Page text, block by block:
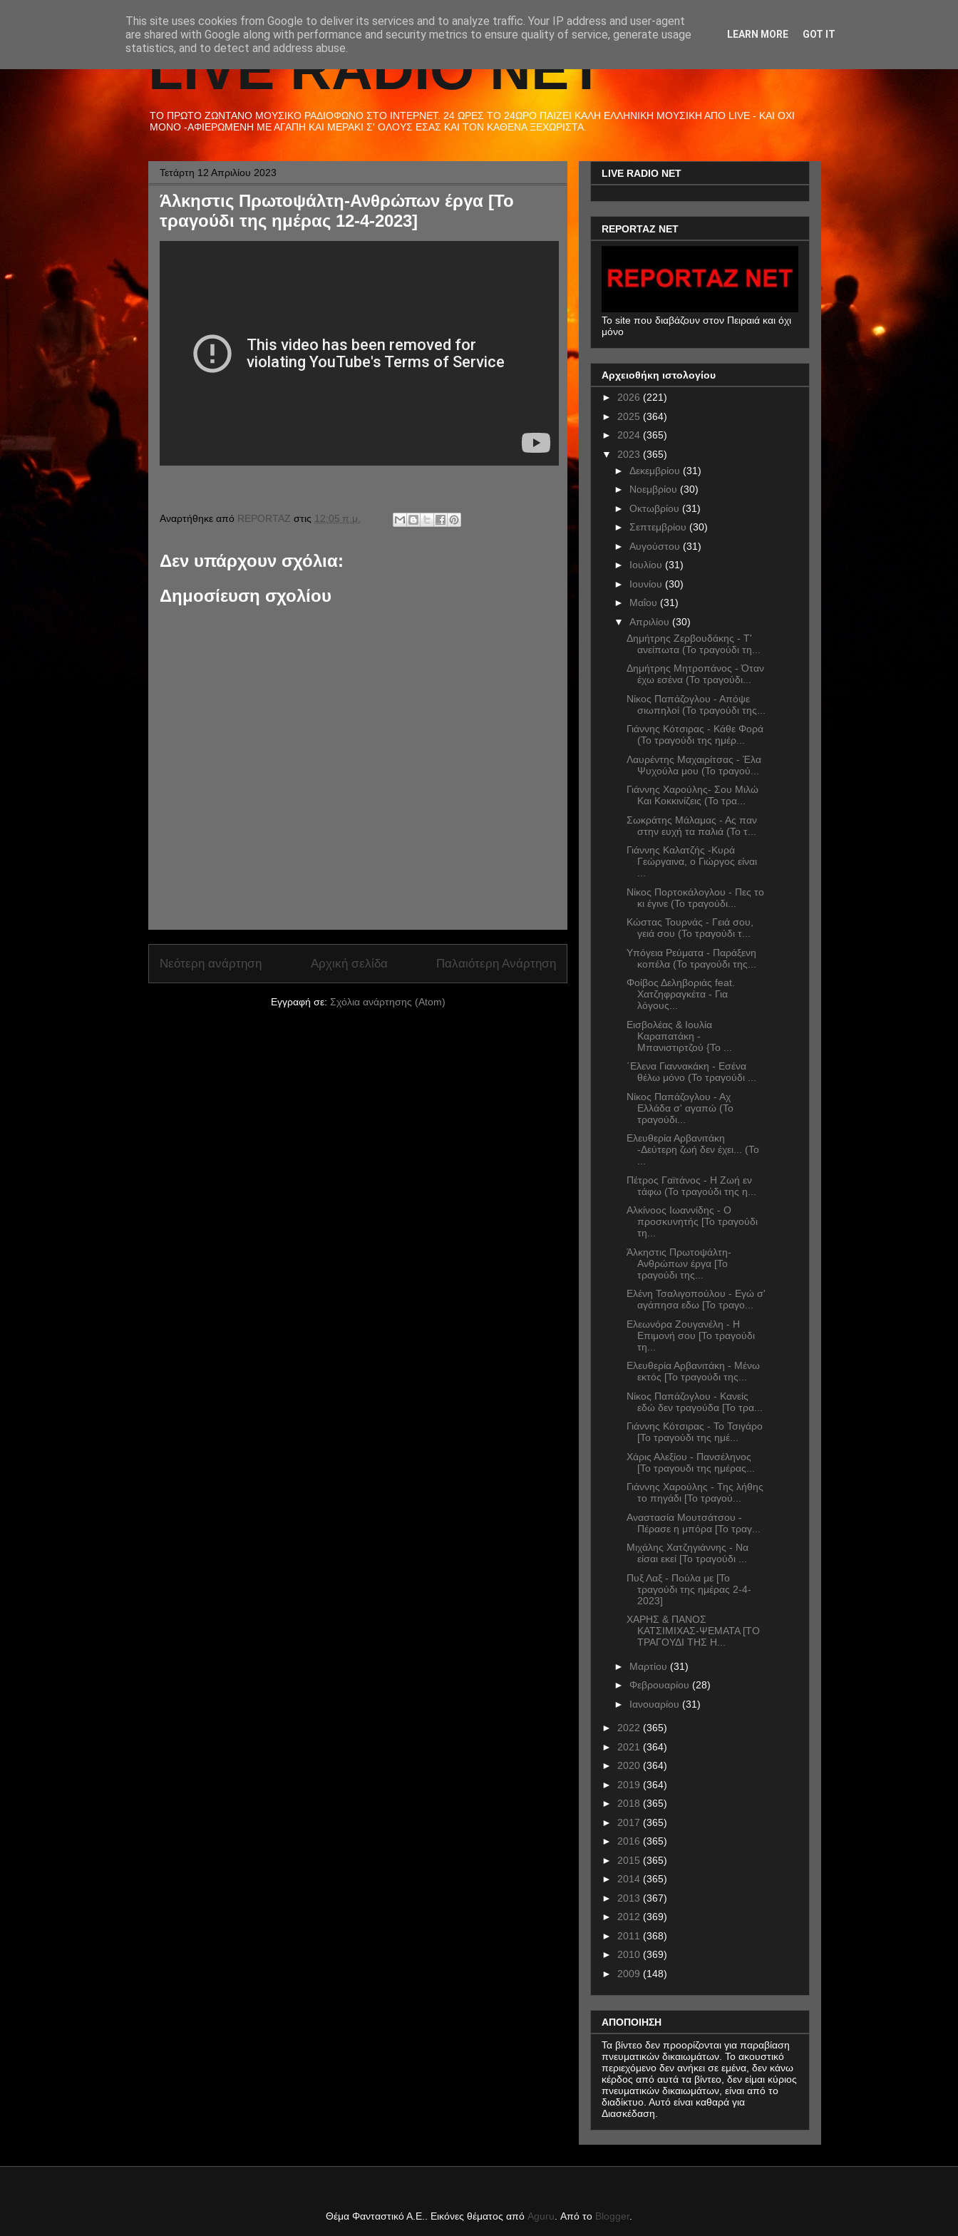
LIVE RADIO NET
ΤΟ ΠΡΩΤΟ ΖΩΝΤΑΝΟ ΜΟΥΣΙΚΟ ΡΑΔΙΟΦΩΝΟ ΣΤΟ ΙΝΤΕΡΝΕΤ. 24 ΩΡΕΣ ΤΟ 24ΩΡΟ ΠΑΙΖΕΙ ΚΑΛΗ ΕΛΛΗΝΙΚΗ ΜΟΥΣΙΚΗ ΑΠΟ LIVE - ΚΑΙ ΟΧΙ
ΜΟΝΟ -ΑΦΙΕΡΩΜΕΝΗ ΜΕ ΑΓΑΠΗ ΚΑΙ ΜΕΡΑΚΙ Σ' ΟΛΟΥΣ ΕΣΑΣ ΚΑΙ ΤΟΝ ΚΑΘΕΝΑ ΞΕΧΩΡΙΣΤΑ.
Τετάρτη 12 Απριλίου 2023
Άλκηστις Πρωτοψάλτη-Ανθρώπων έργα [Το
τραγούδι της ημέρας 12-4-2023]
Αναρτήθηκε από REPORTAZ στις 12:05 π.μ.
Δεν υπάρχουν σχόλια:
Δημοσίευση σχολίου
Νεότερη ανάρτηση Παλαιότερη Ανάρτηση
Αρχική σελίδα
Εγγραφή σε: Σχόλια ανάρτησης (Atom)
LIVE RADIO NET
REPORTAZ NET
To site που διαβάζουν στον Πειραιά και όχι
μόνο
Αρχειοθήκη ιστολογίου
► 2026 (221)
► 2025 (364)
► 2024 (365)
▼ 2023 (365)
► Δεκεμβρίου (31)
► Νοεμβρίου (30)
► Οκτωβρίου (31)
► Σεπτεμβρίου (30)
► Αυγούστου (31)
► Ιουλίου (31)
► Ιουνίου (30)
► Μαΐου (31)
▼ Απριλίου (30)
Δημήτρης Ζερβουδάκης - Τ'
ανείπωτα (Το τραγούδι τη...
Δημήτρης Μητροπάνος - Όταν
έχω εσένα (Το τραγούδι...
Νίκος Παπάζογλου - Απόψε
σιωπηλοί (Το τραγούδι της...
Γιάννης Κότσιρας - Κάθε Φορά
(Το τραγούδι της ημέρ...
Λαυρέντης Μαχαιρίτσας - Έλα
Ψυχούλα μου (Το τραγού...
Γιάννης Χαρούλης- Σου Μιλώ
Και Κοκκινίζεις (Το τρα...
Σωκράτης Μάλαμας - Ας παν
στην ευχή τα παλιά (Το τ...
Γιάννης Καλατζής -Κυρά
Γεώργαινα, ο Γιώργος είναι
Νίκος Πορτοκάλογλου - Πες το
κι έγινε (Το τραγούδι...
Κώστας Τουρνάς - Γειά σου,
γειά σου (Το τραγούδι τ...
Υπόγεια Ρεύματα - Παράξενη
κοπέλα (Το τραγούδι της...
Φοίβος Δεληβοριάς feat.
Χατζηφραγκέτα - Για
λόγους...
Εισβολέας & Ιουλία
Καραπατάκη -
Μπανιστιρτζού {Το ...
΄Ελενα Γιαννακάκη - Εσένα
θέλω μόνο (Το τραγούδι ...
Νίκος Παπάζογλου - Αχ
Ελλάδα σ' αγαπώ (Το
τραγούδι...
Ελευθερία Αρβανιτάκη
-Δεύτερη ζωή δεν έχει... (Το
Πέτρος Γαϊτάνος - Η Ζωή εν
τάφω (Το τραγούδι της η...
Αλκίνοος Ιωαννίδης - Ο
προσκυνητής [Το τραγούδι
τη...
Άλκηστις Πρωτοψάλτη-
Ανθρώπων έργα [Το
τραγούδι της...
Ελένη Τσαλιγοπούλου - Εγώ σ'
αγάπησα εδω [Το τραγο...
Ελεωνόρα Ζουγανέλη - Η
Επιμονή σου [Το τραγούδι
τη...
Ελευθερία Αρβανιτάκη - Μένω
εκτός [Το τραγούδι της...
Νίκος Παπάζογλου - Κανείς
εδώ δεν τραγούδα [Το τρα...
Γιάννης Κότσιρας - Το Τσιγάρο
[Το τραγούδι της ημέ...
Χάρις Αλεξίου - Πανσέληνος
[Το τραγουδι της ημέρας...
Γιάννης Χαρούλης - Της λήθης
το πηγάδι [Το τραγού...
Αναστασία Μουτσάτσου -
Πέρασε η μπόρα [Το τραγ...
Μιχάλης Χατζηγιάννης - Να
είσαι εκεί [Το τραγούδι ...
Πυξ Λαξ - Πούλα με [Το
τραγούδι της ημέρας 2-4-
2023]
ΧΑΡΗΣ & ΠΑΝΟΣ
ΚΑΤΣΙΜΙΧΑΣ-ΨΕΜΑΤΑ [ΤΟ
ΤΡΑΓΟΥΔΙ ΤΗΣ Η...
► Μαρτίου (31)
► Φεβρουαρίου (28)
► Ιανουαρίου (31)
► 2022 (365)
► 2021 (364)
► 2020 (364)
► 2019 (364)
► 2018 (365)
► 2017 (365)
► 2016 (365)
► 2015 (365)
► 2014 (365)
► 2013 (367)
► 2012 (369)
► 2011 (368)
► 2010 (369)
► 2009 (148)
ΑΠΟΠΟΙΗΣΗ
Τα βίντεο δεν προορίζονται για παραβίαση
πνευματικών δικαιωμάτων. Το ακουστικό
περιεχόμενο δεν ανήκει σε εμένα, δεν κάνω
κέρδος από αυτά τα βίντεο, δεν είμαι κύριος
πνευματικών δικαιωμάτων, είναι από το
διαδίκτυο. Αυτό είναι καθαρά για
Διασκέδαση.
Θέμα Φανταστικό Α.Ε.. Εικόνες θέματος από Aguru . Από το Blogger
This site uses cookies from Google to deliver its services and to analyze traffic. Your IP address and user-agent
are shared with Google along with performance and security metrics to ensure quality of service, generate usage
statistics, and to detect and address abuse.
LEARN MORE GOT IT